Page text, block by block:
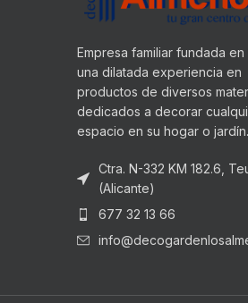
Empresa familiar fundada en
una dilatada experiencia en
productos de diversos
dedicados a decorar
espacio en su hogar o jardín.
Ctra. N-332 KM 182.6,
(Alicante)
677 32 13 66